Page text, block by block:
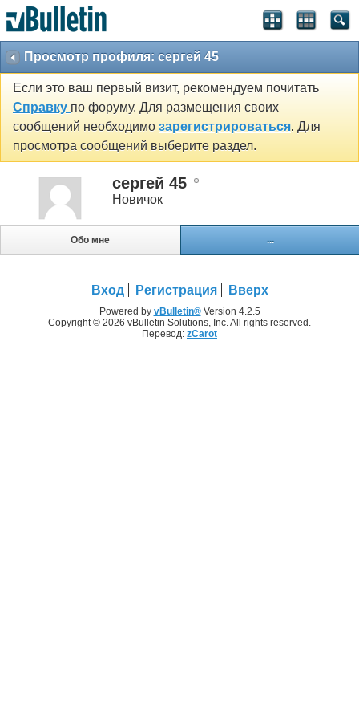
Просмотр профиля: сергей 45
Если это ваш первый визит, рекомендуем почитать
Справку по форуму. Для размещения своих
сообщений необходимо зарегистрироваться. Для
просмотра сообщений выберите раздел.
сергей 45
Новичок
Обо мне ...
Вход Регистрация Вверх
Powered by vBulletin®Version 4.2.5
Copyright © 2026 vBulletin Solutions, Inc. All rights reserved.
Перевод: zCarot